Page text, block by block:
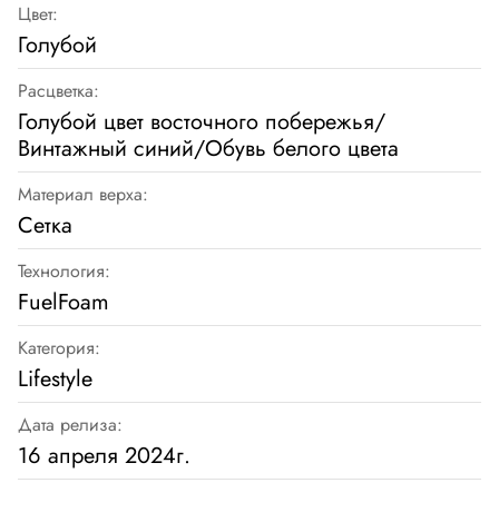
Цвет:
Голубой
Расцветка:
Голубой цвет восточного побережья/
Винтажный синий/Обувь белого цвета
Материал верха:
Сетка
Технология:
FuelFoam
Категория:
Lifestyle
Дата релиза:
16 апреля 2024г.